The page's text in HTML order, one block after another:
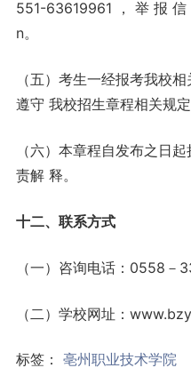
551-63619961 ， 举 报
n。
（五）考生一经报考我校
遵守 我校招生章程相关规定
（六）本章程自发布之日
责解 释。
十二、联系方式
（一）咨询电话：0558－
（二）学校网址：
标签： 亳州职业技术学院